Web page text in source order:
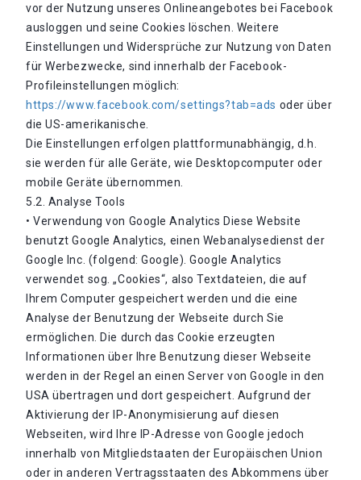
vor der Nutzung unseres Onlineangebotes bei Facebook
ausloggen und seine Cookies löschen. Weitere
Einstellungen und Widersprüche zur Nutzung von Daten
für Werbezwecke, sind innerhalb der Facebook-
Profileinstellungen möglich:
https://www.facebook.com/settings?tab=ads oder über
die US-amerikanische.
Die Einstellungen erfolgen plattformunabhängig, d.h.
sie werden für alle Geräte, wie Desktopcomputer oder
mobile Geräte übernommen.
5.2. Analyse Tools
• Verwendung von Google Analytics Diese Website
benutzt Google Analytics, einen Webanalysedienst der
Google Inc. (folgend: Google). Google Analytics
verwendet sog. „Cookies“, also Textdateien, die auf
Ihrem Computer gespeichert werden und die eine
Analyse der Benutzung der Webseite durch Sie
ermöglichen. Die durch das Cookie erzeugten
Informationen über Ihre Benutzung dieser Webseite
werden in der Regel an einen Server von Google in den
USA übertragen und dort gespeichert. Aufgrund der
Aktivierung der IP-Anonymisierung auf diesen
Webseiten, wird Ihre IP-Adresse von Google jedoch
innerhalb von Mitgliedstaaten der Europäischen Union
oder in anderen Vertragsstaaten des Abkommens über